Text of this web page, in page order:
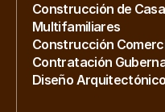
Construcción de
Multifamiliares
Construcción
Contratación
Diseño